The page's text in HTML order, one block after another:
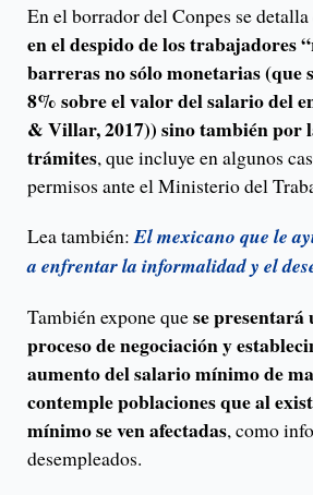
En el borrador del Conpes se detalla
en el despido de los trabajadores
barreras no sólo monetarias (que
8% sobre el valor del salario del
& Villar, 2017)) sino también por
trámites, que incluye en algunos
permisos ante el Ministerio del
Lea también:El mexicano que le
a enfrentar la informalidad y el
También expone quese
proceso de negociación y
aumento del salario mínimo de
contemple poblaciones que al
mínimo se ven afectadas, como
desempleados.